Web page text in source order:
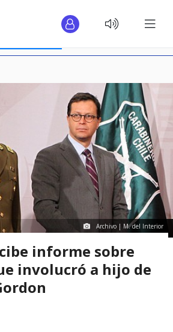
Archivo | M. del Interior
informe sobre
involucró a hijo de